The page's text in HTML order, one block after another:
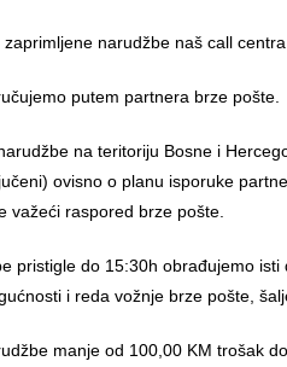
zaprimljene narudžbe naš call
putem partnera brze pošte.
na teritoriju Bosne i
ovisno o planu isporuke
važeći raspored brze pošte.
pristigle do 15:30h obrađujemo
i reda vožnje brze pošte,
manje od 100,00 KM trošak